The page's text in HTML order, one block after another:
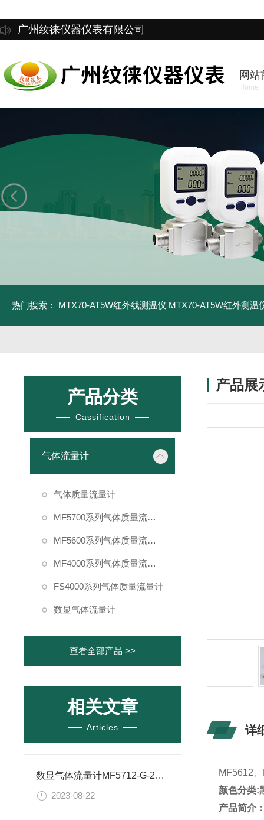
广州纹徕仪器仪表有限公司
网站
Home
热门搜索： MTX70-AT5W红外线测温仪 MTX70-AT5W红外测温
产品分类
Cassification
气体流量计
气体质量流量计
MF5700系列气体质量流量计
MF5600系列气体质量流量计
MF4000系列气体质量流量计
FS4000系列气体质量流量计
数显气体流量计
查看全部产品 >>
相关文章
Articles
数显气体流量计MF5712-G-250-B-A有什么参数
2023-08-22
产品展
详
MF5612
颜色分类:
产品简介